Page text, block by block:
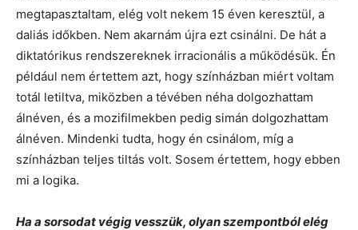
megtapasztaltam, elég volt nekem 15 éven keresztül, a
daliás időkben. Nem akarnám újra ezt csinálni. De hát a
diktatórikus rendszereknek irracionális a működésük. Én
például nem értettem azt, hogy színházban miért voltam
totál letiltva, miközben a tévében néha dolgozhattam
álnéven, és a mozifilmekben pedig simán dolgozhattam
álnéven. Mindenki tudta, hogy én csinálom, míg a
színházban teljes tiltás volt. Sosem értettem, hogy ebben
mi a logika.
Ha a sorsodat végig vesszük, olyan szempontból elég